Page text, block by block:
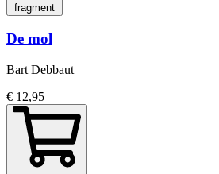
fragment
De mol
Bart Debbaut
€ 12,95